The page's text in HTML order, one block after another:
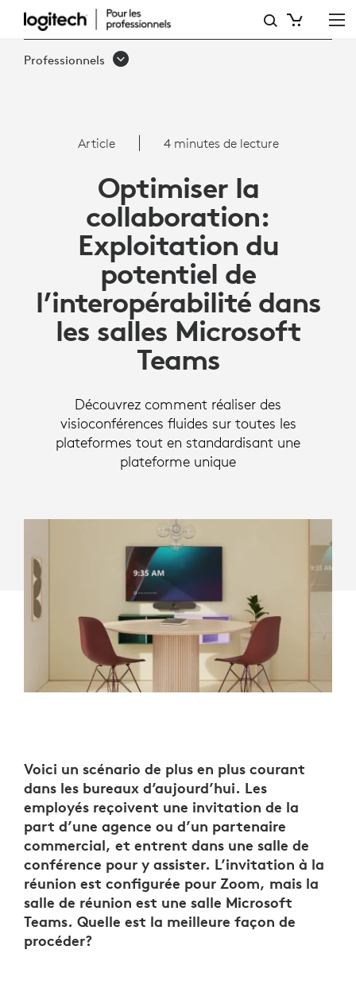
ARTICLE:
INTEROPÉRABILITÉ
SALLES
MICROSOFT
Professionnels
Article 4 minutes de lecture
Optimiser la
collaboration:
Exploitation du
potentiel de
l’interopérabilité dans
les salles Microsoft
Teams
Découvrez comment réaliser des
visioconférences fluides sur toutes les
plateformes tout en standardisant une
plateforme unique
Voici un scénario de plus en plus courant
dans les bureaux d’aujourd’hui. Les
employés reçoivent une invitation de la
part d’une agence ou d’un partenaire
commercial, et entrent dans une salle de
conférence pour y assister. L’invitation à la
réunion est configurée pour Zoom, mais la
salle de réunion est une salle Microsoft
Teams. Quelle est la meilleure façon de
procéder?